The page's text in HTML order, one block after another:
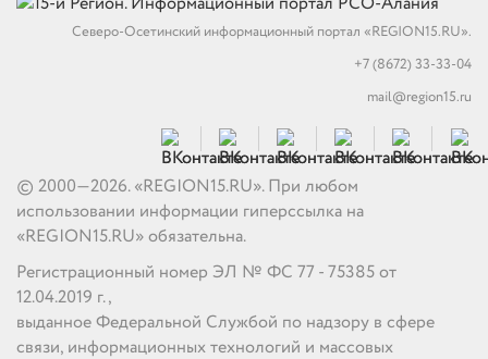
Северо-Осетинский информационный портал «REGION15.RU».
+7 (8672) 33-33-04
mail@region15.ru
© 2000—2026. «REGION15.RU». При любом
использовании информации гиперссылка на
«REGION15.RU» обязательна.
Регистрационный номер ЭЛ № ФС 77 - 75385 от
12.04.2019 г.,
выданное Федеральной Службой по надзору в сфере
связи, информационных технологий и массовых